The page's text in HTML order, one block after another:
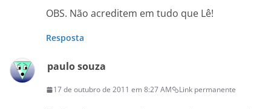
OBS. Não acreditem em tudo que Lê!
Resposta
paulo souza
17 de outubro de 2011 em 8:27 AM Link permanente